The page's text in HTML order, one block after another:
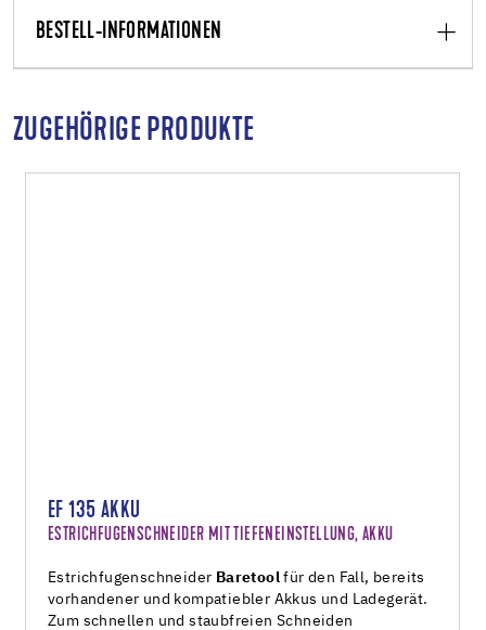
BESTELL-INFORMATIONEN
ZUGEHÖRIGE PRODUKTE
EF 135 AKKU
ESTRICHFUGENSCHNEIDER MIT TIEFENEINSTELLUNG, AKKU
Estrichfugenschneider Baretool für den Fall, bereits
vorhandener und kompatiebler Akkus und Ladegerät.
Zum schnellen und staubfreien Schneiden